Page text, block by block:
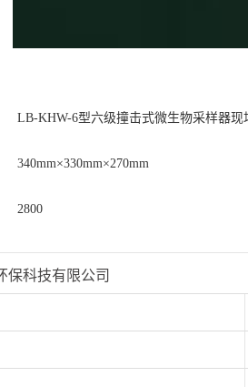
LB-KHW-6型六级撞击式微生物采样器
340mm×330mm×270mm
2800
保科技有限公司